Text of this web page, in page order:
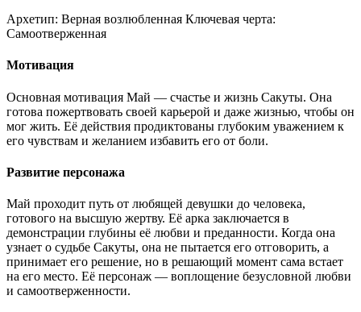
Архетип: Верная возлюбленная Ключевая черта:
Самоотверженная
Мотивация
Основная мотивация Май — счастье и жизнь Сакуты. Она
готова пожертвовать своей карьерой и даже жизнью, чтобы он
мог жить. Её действия продиктованы глубоким уважением к
его чувствам и желанием избавить его от боли.
Развитие персонажа
Май проходит путь от любящей девушки до человека,
готового на высшую жертву. Её арка заключается в
демонстрации глубины её любви и преданности. Когда она
узнает о судьбе Сакуты, она не пытается его отговорить, а
принимает его решение, но в решающий момент сама встает
на его место. Её персонаж — воплощение безусловной любви
и самоотверженности.